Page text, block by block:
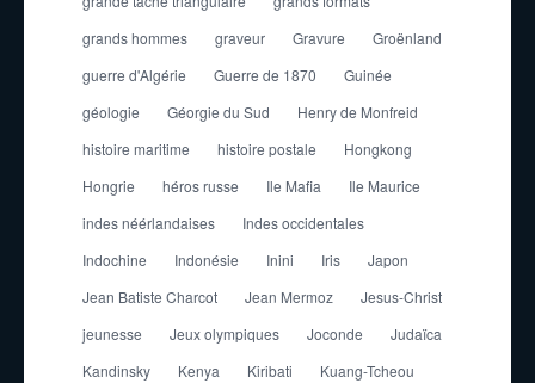
grands hommes
graveur Gravure
Groënland
guerre d'Algérie
Guerre de 1870
Guinée
géologie
Géorgie du Sud
Henry de Monfreid
histoire maritime
histoire postale
Hongkong
Hongrie
héros russe Ile Mafia
Ile Maurice
indes néérlandaises
Indes occidentales
Indochine
Indonésie Inini Iris
Japon
Jean Batiste Charcot
Jean Mermoz
Jesus-Christ
jeunesse
Jeux olympiques Joconde
Judaïca
Kandinsky
Kenya Kiribati
Kuang-Tcheou